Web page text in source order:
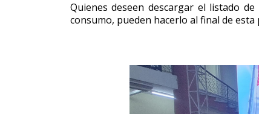
Quienes deseen descargar el listado
consumo, pueden hacerlo al final de